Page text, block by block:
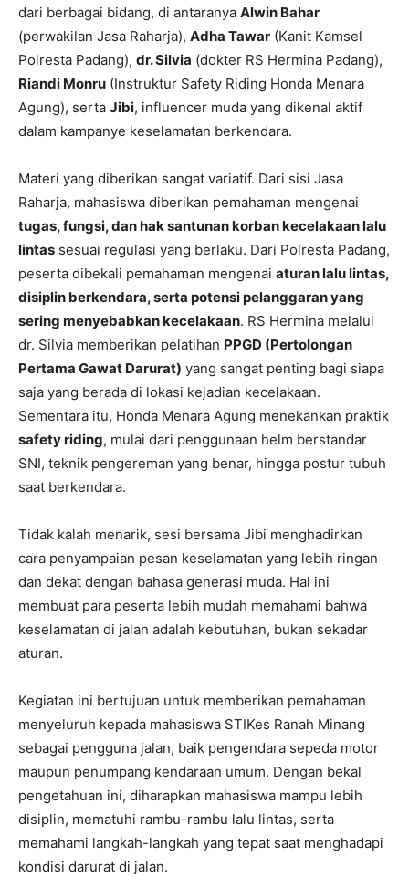
dari berbagai bidang, di antaranya Alwin Bahar
(perwakilan Jasa Raharja), Adha Tawar (Kanit Kamsel
Polresta Padang), dr. Silvia (dokter RS Hermina Padang),
Riandi Monru (Instruktur Safety Riding Honda Menara
Agung), serta Jibi, influencer muda yang dikenal aktif
dalam kampanye keselamatan berkendara.
Materi yang diberikan sangat variatif. Dari sisi Jasa
Raharja, mahasiswa diberikan pemahaman mengenai
tugas, fungsi, dan hak santunan korban kecelakaan lalu
lintas sesuai regulasi yang berlaku. Dari Polresta Padang,
peserta dibekali pemahaman mengenai aturan lalu lintas,
disiplin berkendara, serta potensi pelanggaran yang
sering menyebabkan kecelakaan. RS Hermina melalui
dr. Silvia memberikan pelatihan PPGD (Pertolongan
Pertama Gawat Darurat) yang sangat penting bagi siapa
saja yang berada di lokasi kejadian kecelakaan.
Sementara itu, Honda Menara Agung menekankan praktik
safety riding, mulai dari penggunaan helm berstandar
SNI, teknik pengereman yang benar, hingga postur tubuh
saat berkendara.
Tidak kalah menarik, sesi bersama Jibi menghadirkan
cara penyampaian pesan keselamatan yang lebih ringan
dan dekat dengan bahasa generasi muda. Hal ini
membuat para peserta lebih mudah memahami bahwa
keselamatan di jalan adalah kebutuhan, bukan sekadar
aturan.
Kegiatan ini bertujuan untuk memberikan pemahaman
menyeluruh kepada mahasiswa STIKes Ranah Minang
sebagai pengguna jalan, baik pengendara sepeda motor
maupun penumpang kendaraan umum. Dengan bekal
pengetahuan ini, diharapkan mahasiswa mampu lebih
disiplin, mematuhi rambu-rambu lalu lintas, serta
memahami langkah-langkah yang tepat saat menghadapi
kondisi darurat di jalan.